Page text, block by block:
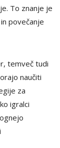
To znanje je
povečanje
temveč tudi
naučiti
za
igralci